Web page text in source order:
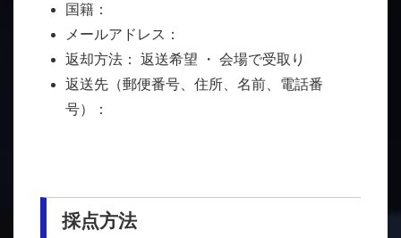
国籍：
メールアドレス：
返却方法： 返送希望 ・ 会場で受取り
返送先（郵便番号、住所、名前、電話番
号）：
採点方法